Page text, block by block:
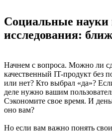
Социальные науки
исследования:
Начнем с вопроса. Можно ли
качественный IT-продукт без
или нет? Кто выбрал «да»?
деле нужно вашим
Сэкономите свое время. И
оно вам?
Но если вам важно понять